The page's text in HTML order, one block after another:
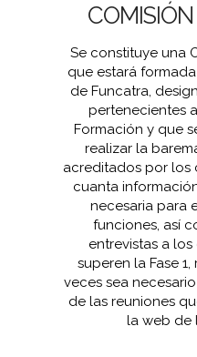
Se constituye una
que estará
de Funcatra,
pertenecientes
Formación y que
realizar la
acreditados por los
cuanta
necesaria para
funciones, así
entrevistas a
superen la Fase
veces sea
de las reuniones
la web de